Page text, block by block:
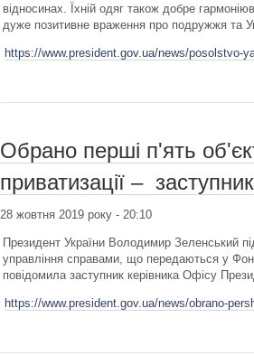
відносинах. Їхній одяг також добре
дуже позитивне враження про подружжя та
https://www.president.gov.ua/news/posolstvo-
Обрано перші п'ять
приватизації –
28 жовтня 2019 року - 20:10
Президент України Володимир Зеленський
управління справами, що передаються у
повідомила заступник керівника Офісу
https://www.president.gov.ua/news/obrano-